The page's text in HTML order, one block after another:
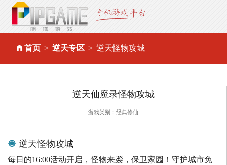
首页 逆天专区 逆天怪物攻城
逆天仙魔录怪物攻城
游戏类别：经典修仙
逆天怪物攻城
每日的16:00活动开启，怪物来袭，保卫家园！守护城市免